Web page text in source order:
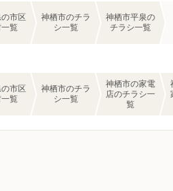
市区
覧
神栖市のチラ
シ一覧
神栖市平泉の
チラシ一覧
市区
覧
神栖市のチラ
シ一覧
神栖市の家電
店のチラシ一
覧